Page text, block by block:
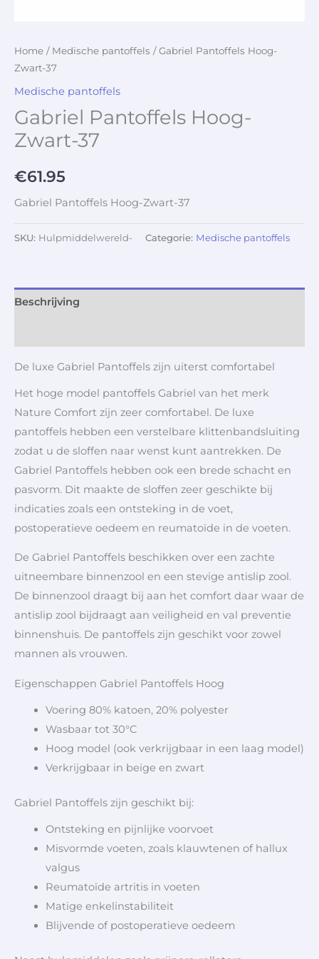
Home / Medische pantoffels / Gabriel Pantoffels Hoog-
Zwart-37
Medische pantoffels
Gabriel Pantoffels Hoog-
Zwart-37
€61.95
Gabriel Pantoffels Hoog-Zwart-37
SKU: Hulpmiddelwereld- Categorie: Medische pantoffels
Beschrijving
De luxe Gabriel Pantoffels zijn uiterst comfortabel
Het hoge model pantoffels Gabriel van het merk
Nature Comfort zijn zeer comfortabel. De luxe
pantoffels hebben een verstelbare klittenbandsluiting
zodat u de sloffen naar wenst kunt aantrekken. De
Gabriel Pantoffels hebben ook een brede schacht en
pasvorm. Dit maakte de sloffen zeer geschikte bij
indicaties zoals een ontsteking in de voet,
postoperatieve oedeem en reumatoïde in de voeten.
De Gabriel Pantoffels beschikken over een zachte
uitneembare binnenzool en een stevige antislip zool.
De binnenzool draagt bij aan het comfort daar waar de
antislip zool bijdraagt aan veiligheid en val preventie
binnenshuis. De pantoffels zijn geschikt voor zowel
mannen als vrouwen.
Eigenschappen Gabriel Pantoffels Hoog
Voering 80% katoen, 20% polyester
Wasbaar tot 30°C
Hoog model (ook verkrijgbaar in een laag model)
Verkrijgbaar in beige en zwart
Gabriel Pantoffels zijn geschikt bij:
Ontsteking en pijnlijke voorvoet
Misvormde voeten, zoals klauwtenen of hallux
valgus
Reumatoïde artritis in voeten
Matige enkelinstabiliteit
Blijvende of postoperatieve oedeem